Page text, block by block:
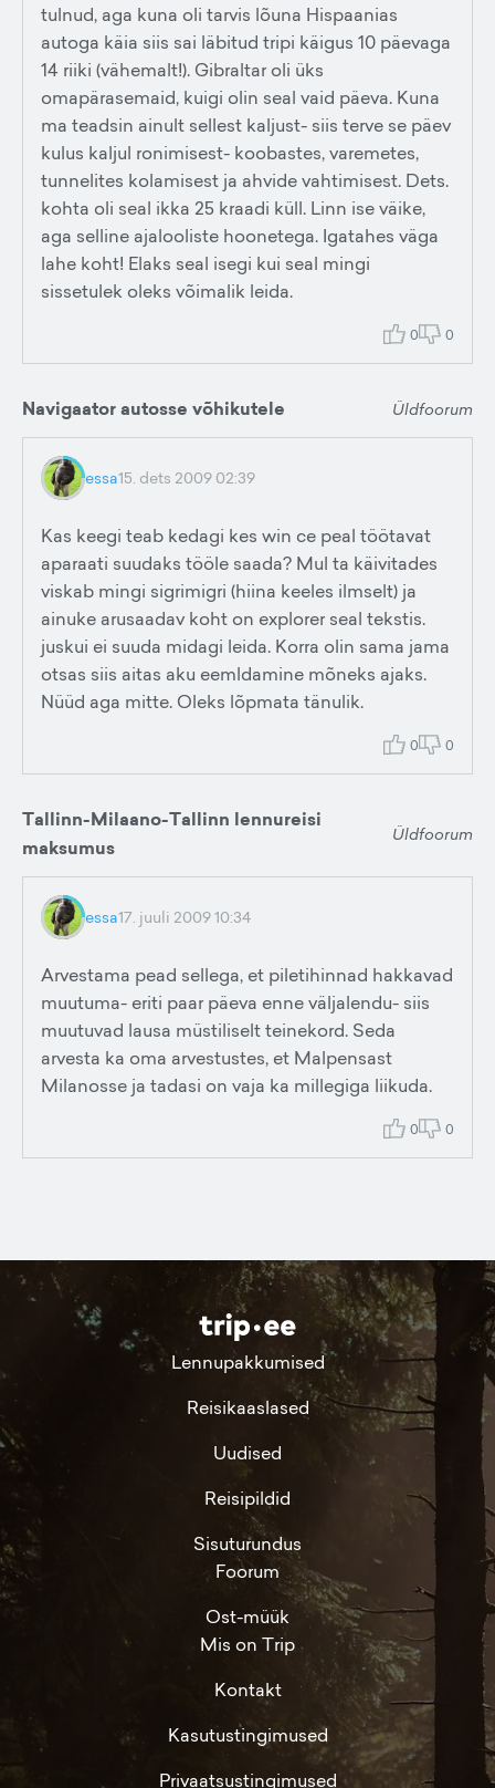
tulnud, aga kuna oli tarvis lõuna Hispaanias
autoga käia siis sai läbitud tripi käigus 10 päevaga
14 riiki (vähemalt!). Gibraltar oli üks
omapärasemaid, kuigi olin seal vaid päeva. Kuna
ma teadsin ainult sellest kaljust- siis terve se päev
kulus kaljul ronimisest- koobastes, varemetes,
tunnelites kolamisest ja ahvide vahtimisest. Dets.
kohta oli seal ikka 25 kraadi küll. Linn ise väike,
aga selline ajalooliste hoonetega. Igatahes väga
lahe koht! Elaks seal isegi kui seal mingi
sissetulek oleks võimalik leida.
0 0
Navigaator autosse võhikutele Üldfoorum
essa15. dets 2009 02:39
Kas keegi teab kedagi kes win ce peal töötavat
aparaati suudaks tööle saada? Mul ta käivitades
viskab mingi sigrimigri (hiina keeles ilmselt) ja
ainuke arusaadav koht on explorer seal tekstis.
juskui ei suuda midagi leida. Korra olin sama jama
otsas siis aitas aku eemldamine mõneks ajaks.
Nüüd aga mitte. Oleks lõpmata tänulik.
0 0
Tallinn-Milaano-Tallinn lennureisi
maksumus
Üldfoorum
essa17. juuli 2009 10:34
Arvestama pead sellega, et piletihinnad hakkavad
muutuma- eriti paar päeva enne väljalendu- siis
muutuvad lausa müstiliselt teinekord. Seda
arvesta ka oma arvestustes, et Malpensast
Milanosse ja tadasi on vaja ka millegiga liikuda.
0 0
Lennupakkumised
Reisikaaslased
Uudised
Reisipildid
Sisuturundus
Foorum
Ost-müük
Mis on Trip
Kontakt
Kasutustingimused
Privaatsustingimused